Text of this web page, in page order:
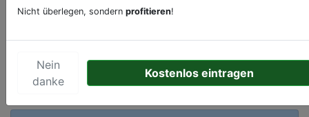
Gerne erweitern wir Ihren Firmeneintrag um
Ihr Unternehmen anbietet und womit Sie sich von
Ihren Wettbewerbern abheben.
Nicht überlegen, sondern profitieren!
Nein
danke
Kostenlos eintragen